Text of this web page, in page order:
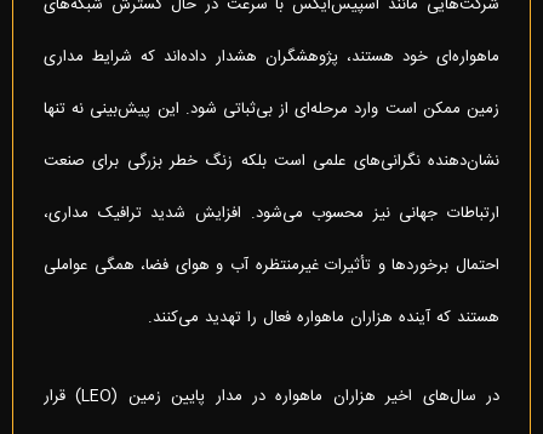
ماهواره‌ای خود هستند، پژوهشگران هشدار داده‌اند که شرایط مداری
زمین ممکن است وارد مرحله‌ای از بی‌ثباتی شود. این پیش‌بینی نه تنها
نشان‌دهنده نگرانی‌های علمی است بلکه زنگ خطر بزرگی برای صنعت
ارتباطات جهانی نیز محسوب می‌شود. افزایش شدید ترافیک مداری،
احتمال برخوردها و تأثیرات غیرمنتظره آب و هوای فضا، همگی عواملی
هستند که آینده هزاران ماهواره فعال را تهدید می‌کنند.
در سال‌های اخیر هزاران ماهواره در مدار پایین زمین (LEO) قرار